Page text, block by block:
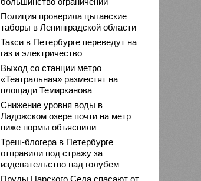
Полиция проверила цыганские
таборы в Ленинградской области
Такси в Петербурге переведут на
газ и электричество
Выход со станции метро
«Театральная» разместят на
площади Темирканова
Снижение уровня воды в
Ладожском озере почти на метр
ниже нормы объяснили
Треш-блогера в Петербурге
отправили под стражу за
издевательство над голубем
Пруды Царского Села спасают от